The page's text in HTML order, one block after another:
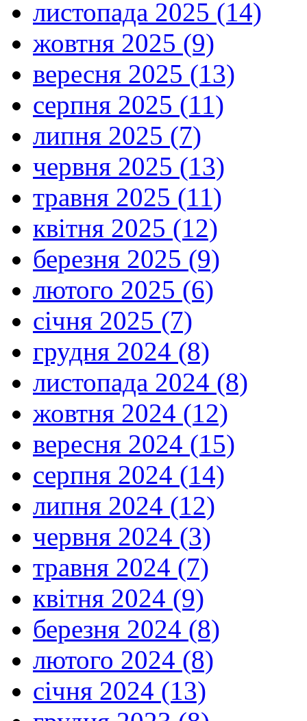
листопада 2025 (14)
жовтня 2025 (9)
вересня 2025 (13)
серпня 2025 (11)
липня 2025 (7)
червня 2025 (13)
травня 2025 (11)
квітня 2025 (12)
березня 2025 (9)
лютого 2025 (6)
січня 2025 (7)
грудня 2024 (8)
листопада 2024 (8)
жовтня 2024 (12)
вересня 2024 (15)
серпня 2024 (14)
липня 2024 (12)
червня 2024 (3)
травня 2024 (7)
квітня 2024 (9)
березня 2024 (8)
лютого 2024 (8)
січня 2024 (13)